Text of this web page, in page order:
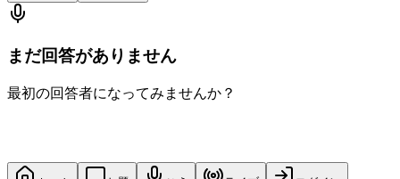
まだ回答がありません
最初の回答者になってみませんか？